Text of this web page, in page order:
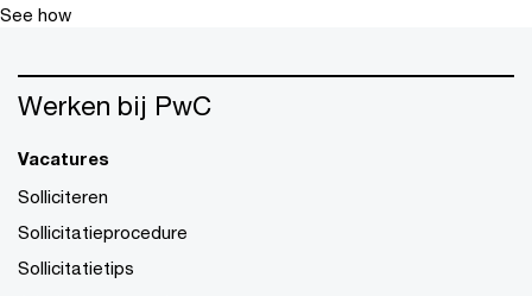
See how
Werken bij PwC
Vacatures
Solliciteren
Sollicitatieprocedure
Sollicitatietips